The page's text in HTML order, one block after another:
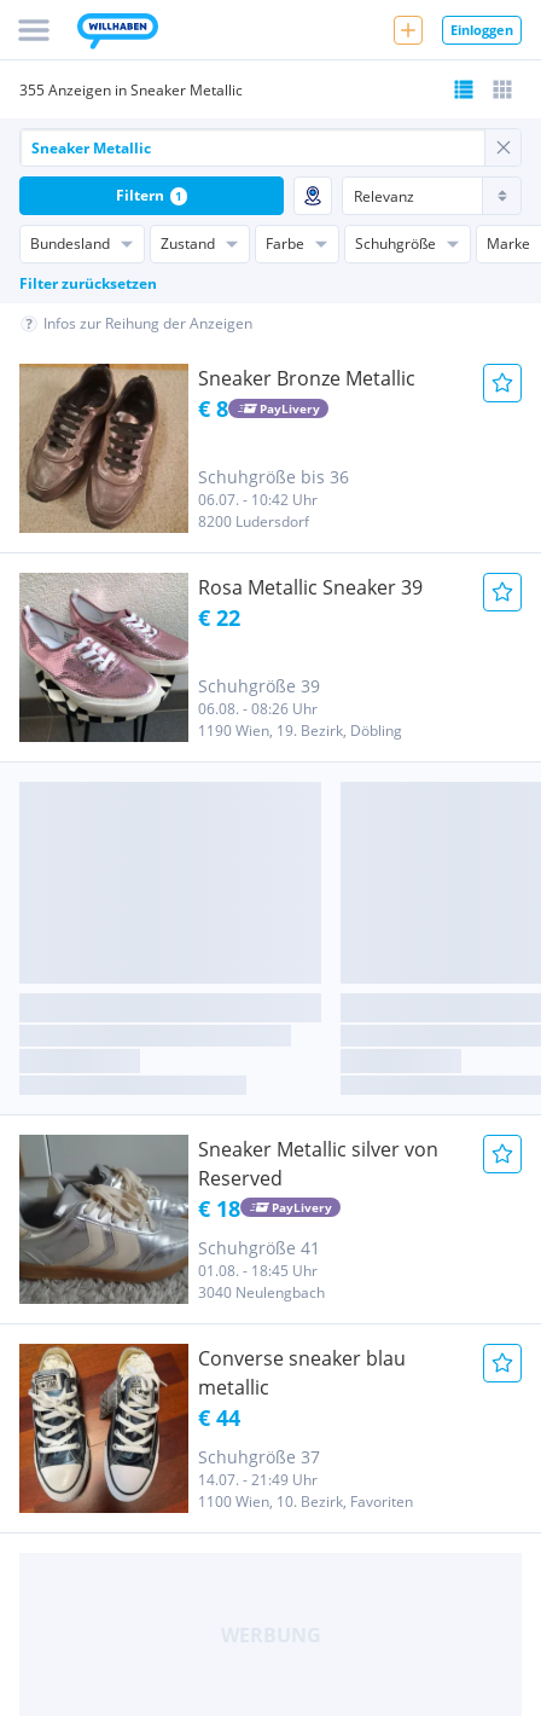
Einloggen
355 Anzeigen in Sneaker Metallic
Bundesland Zustand Farbe Schuhgröße
Marke
Filter zurücksetzen
Filtern 1
Infos zur Reihung der Anzeigen
Sneaker Bronze Metallic
€ 8 PayLivery
Schuhgröße bis 36
06.07. - 10:42 Uhr
8200 Ludersdorf
Rosa Metallic Sneaker 39
€ 22
Schuhgröße 39
06.08. - 08:26 Uhr
1190 Wien, 19. Bezirk, Döbling
Sneaker Metallic silver von
Reserved
€ 18 PayLivery
Schuhgröße 41
01.08. - 18:45 Uhr
3040 Neulengbach
Converse sneaker blau
metallic
€ 44
Schuhgröße 37
14.07. - 21:49 Uhr
1100 Wien, 10. Bezirk, Favoriten